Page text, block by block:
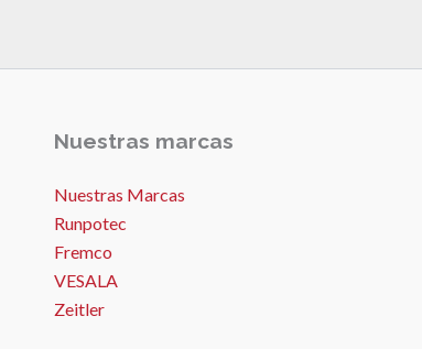
Nuestras marcas
Nuestras Marcas
Runpotec
Fremco
VESALA
Zeitler